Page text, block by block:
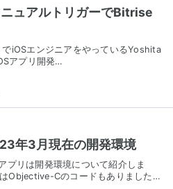
ュアルトリガーでBitrise
iOSエンジニアをやっているYoshita
アプリ開発…
年3月現在の開発環境
プリは開発環境について紹介しま
Objective-Cのコードもありました…